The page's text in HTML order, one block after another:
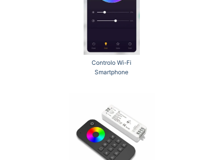
Controlo Wi-Fi
Smartphone